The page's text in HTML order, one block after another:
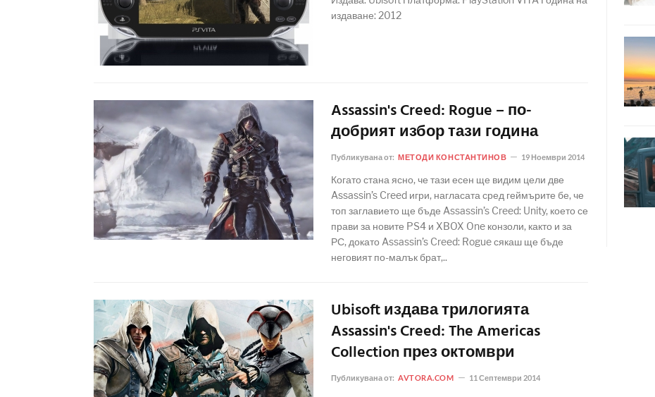
издаване: 2012
Assassin's Creed: Rogue – по-
добрият избор тази година
Публикувана от: МЕТОДИ КОНСТАНТИНОВ 19 Ноември 2014
Когато стана ясно, че тази есен ще видим цели две
Assassin’s Creed игри, нагласата сред геймърите бе, че
топ заглавието ще бъде Assassin’s Creed: Unity, което се
прави за новите PS4 и XBOX One конзоли, както и за
РС, докато Assassin’s Creed: Rogue сякаш ще бъде
неговият по-малък брат,..
Ubisoft издава трилогията
Assassin's Creed: The Americas
Collection през октомври
Публикувана от: AVTORA.COM 11 Септември 2014